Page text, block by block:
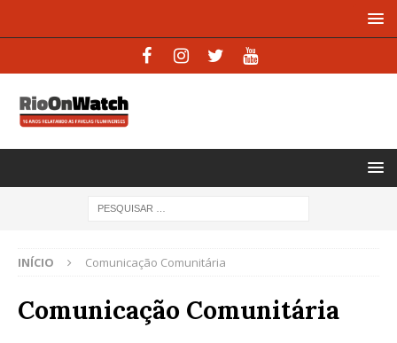
INÍCIO Comunicação Comunitária
Comunicação Comunitária